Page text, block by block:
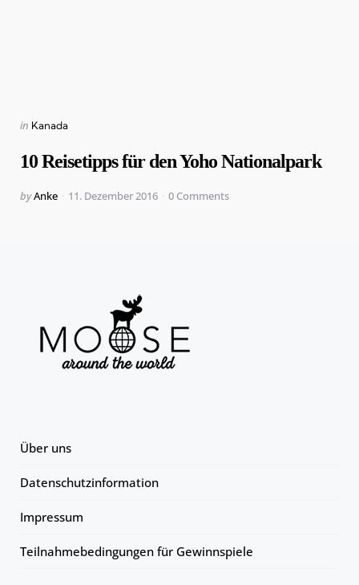
Categories
Posted
in Kanada
10 Reisetipps für den Yoho Nationalpark
Posted
byAnke 11. Dezember 2016 0 Comments
Über uns
Datenschutzinformation
Impressum
Teilnahmebedingungen für Gewinnspiele